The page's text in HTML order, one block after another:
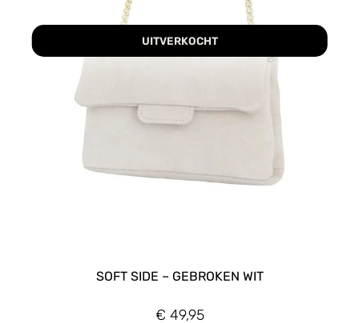
UITVERKOCHT
SOFT SIDE – GEBROKEN WIT
€ 49,95